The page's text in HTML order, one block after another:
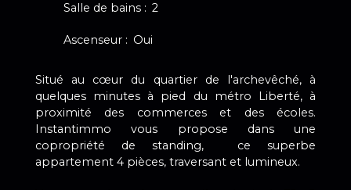
Salle de bains : 2
Ascenseur : Oui
Situé au cœur du quartier de l'archevêché, à
quelques minutes à pied du métro Liberté, à
proximité des commerces et des écoles.
Instantimmo vous propose dans une
copropriété de standing, ce superbe
appartement 4 pièces, traversant et lumineux.